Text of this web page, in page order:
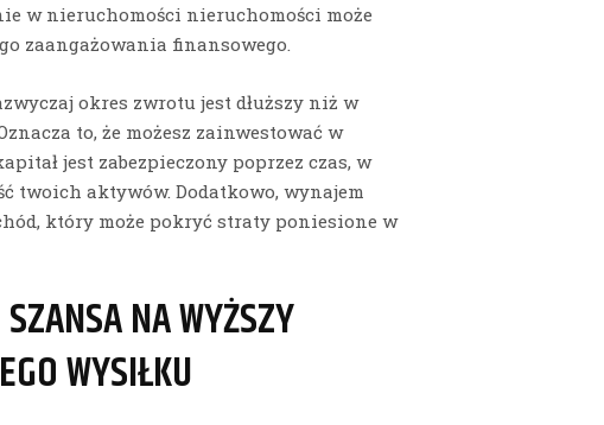
w nieruchomości nieruchomości może
zaangażowania finansowego.
okres zwrotu jest dłuższy niż w
to, że możesz zainwestować w
jest zabezpieczony poprzez czas, w
twoich aktywów. Dodatkowo, wynajem
który może pokryć straty poniesione w
NA WYŻSZY
WYSIŁKU